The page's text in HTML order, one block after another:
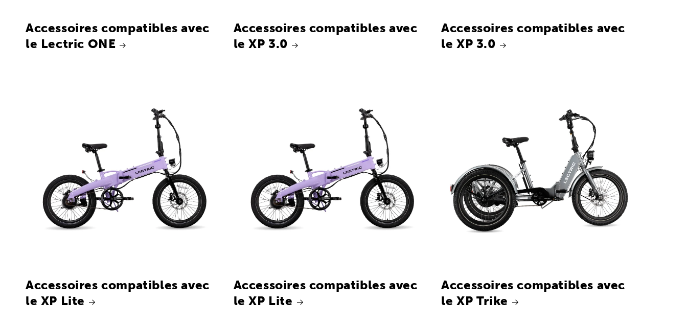
Accessoires compatibles avec
le Lectric ONE
Accessoires compatibles avec
le XP 3.0
Accessoires compatibles avec
le XP 3.0
Accessoires compatibles avec
le XP Lite
Accessoires compatibles avec
le XP Lite
Accessoires compatibles avec
le XP Trike